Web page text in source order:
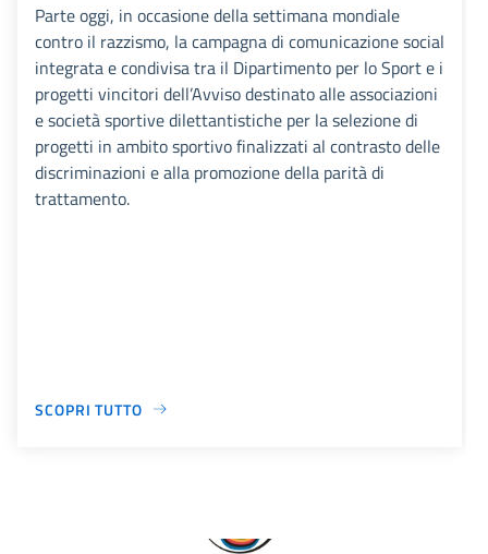
Parte oggi, in occasione della settimana mondiale
contro il razzismo, la campagna di comunicazione social
integrata e condivisa tra il Dipartimento per lo Sport e i
progetti vincitori dell’Avviso destinato alle associazioni
e società sportive dilettantistiche per la selezione di
progetti in ambito sportivo finalizzati al contrasto delle
discriminazioni e alla promozione della parità di
trattamento.
SCOPRI TUTTO